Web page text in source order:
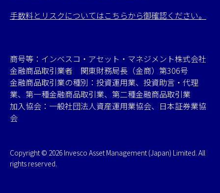
手数料とリスクについてはこちらから御確認ください。
商号等：インベスコ・アセット・マネジメント株式会社
金融商品取引業者 関東財務局長（金商）第306号
金融商品取引業の種別：投資運用業、投資助言・代理
業、第一種金融商品取引業、第二種金融商品取引業
加入協会：一般社団法人資産運用業協会、日本証券業協
会
Copyright © 2026 Invesco Asset Management (Japan) Limited. All
rights reserved.